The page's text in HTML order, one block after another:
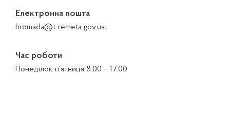
Електронна пошта
hromada@t-remeta.gov.ua
Час роботи
Понеділок-п’ятниця 8:00 – 17:00